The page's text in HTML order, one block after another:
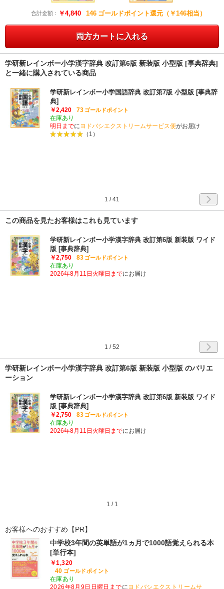
合計金額： ￥4,840 146 ゴールドポイント還元（￥146相当）
両方カートに入れる
学研新レインボー小学漢字辞典 改訂第6版 新装版 小型版 [事典辞典]
と一緒に購入されている商品
学研新レインボー小学国語辞典 改訂第7版 小型版 [事典辞
典]
￥2,420 73 ゴールドポイント
在庫あり
明日までにヨドバシエクストリームサービス便がお届け
（1）
1 /41
この商品を見たお客様はこれも見ています
学研新レインボー小学漢字辞典 改訂第6版 新装版 ワイド
版 [事典辞典]
￥2,750 83 ゴールドポイント
在庫あり
2026年8月11日火曜日までにお届け
1 /52
学研新レインボー小学漢字辞典 改訂第6版 新装版 小型版 のバリエ
ーション
学研新レインボー小学漢字辞典 改訂第6版 新装版 ワイド
版 [事典辞典]
￥2,750 83 ゴールドポイント
在庫あり
2026年8月11日火曜日までにお届け
1 / 1
お客様へのおすすめ【PR】
中学校3年間の英単語が1ヵ月で1000語覚えられる本
[単行本]
￥1,320
40 ゴールドポイント
在庫あり
2026年8月9日日曜日までにヨドバシエクストリームサ